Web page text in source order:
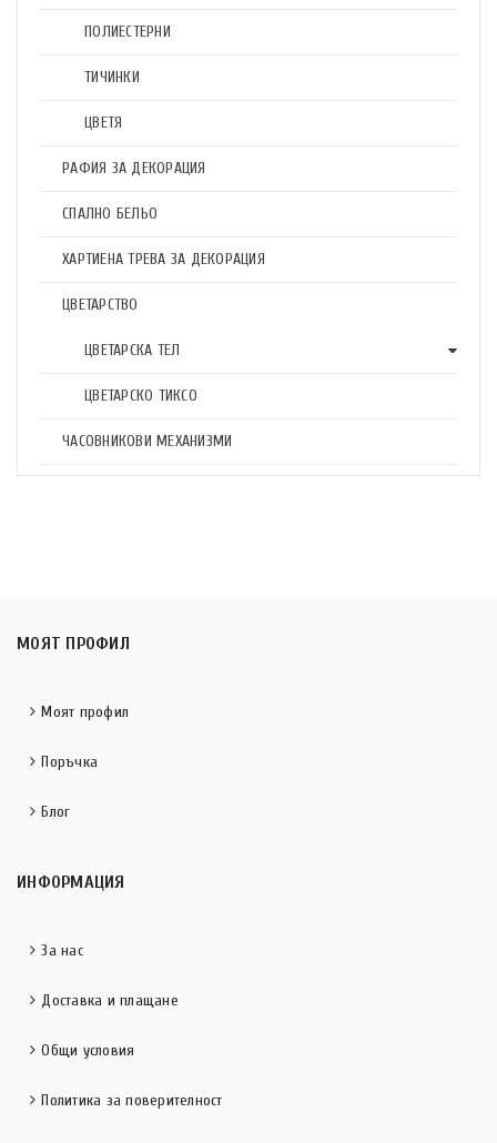
ПОЛИЕСТЕРНИ
ТИЧИНКИ
ЦВЕТЯ
РАФИЯ ЗА ДЕКОРАЦИЯ
СПАЛНО БЕЛЬО
ХАРТИЕНА ТРЕВА ЗА ДЕКОРАЦИЯ
ЦВЕТАРСТВО
ЦВЕТАРСКА ТЕЛ
ЦВЕТАРСКО ТИКСО
ЧАСОВНИКОВИ МЕХАНИЗМИ
МОЯТ ПРОФИЛ
Моят профил
Поръчка
Блог
ИНФОРМАЦИЯ
За нас
Доставка и плащане
Общи условия
Политика за поверителност